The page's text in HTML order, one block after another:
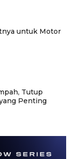
untuk Motor
Tutup
Penting